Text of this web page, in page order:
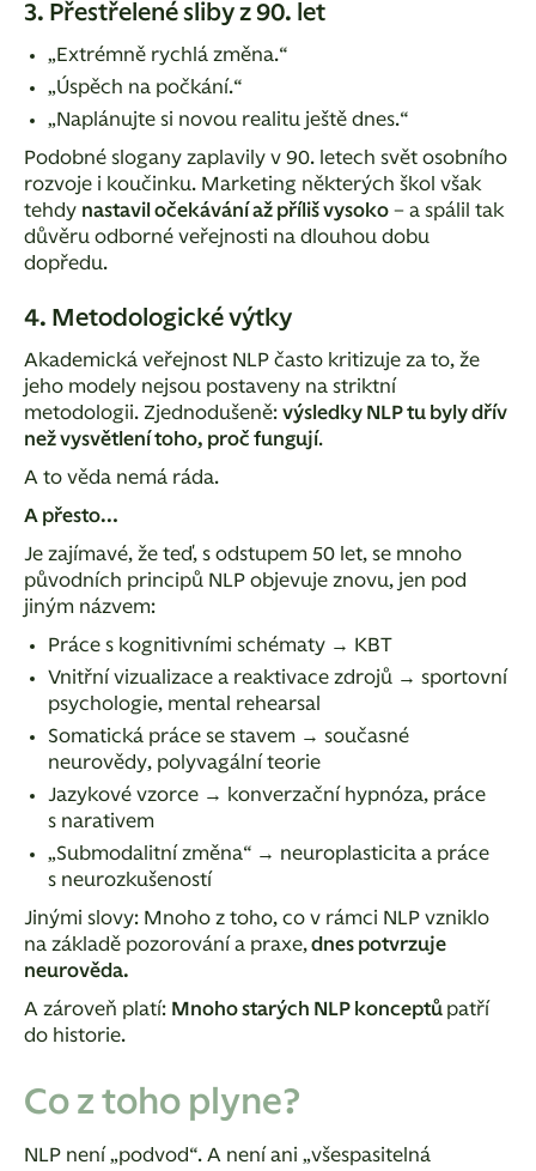
3. Přestřelené sliby z 90. let
„Extrémně rychlá změna.“
„Úspěch na počkání.“
„Naplánujte si novou realitu ještě dnes.“
Podobné slogany zaplavily v 90. letech svět osobního
rozvoje i koučinku. Marketing některých škol však
tehdy nastavil očekávání až příliš vysoko – a spálil tak
důvěru odborné veřejnosti na dlouhou dobu
dopředu.
4. Metodologické výtky
Akademická veřejnost NLP často kritizuje za to, že
jeho modely nejsou postaveny na striktní
metodologii. Zjednodušeně: výsledky NLP tu byly dřív
než vysvětlení toho, proč fungují.
A to věda nemá ráda.
A přesto…
Je zajímavé, že teď, s odstupem 50 let, se mnoho
původních principů NLP objevuje znovu, jen pod
jiným názvem:
Práce s kognitivními schématy → KBT
Vnitřní vizualizace a reaktivace zdrojů → sportovní
psychologie, mental rehearsal
Somatická práce se stavem → současné
neurovědy, polyvagální teorie
Jazykové vzorce → konverzační hypnóza, práce
s narativem
„Submodalitní změna“ → neuroplasticita a práce
s neurozkušeností
Jinými slovy: Mnoho z toho, co v rámci NLP vzniklo
na základě pozorování a praxe,dnes potvrzuje
neurověda.
A zároveň platí: Mnoho starých NLP konceptů patří
do historie.
Co z toho plyne?
NLP není „podvod“. A není ani „všespasitelná